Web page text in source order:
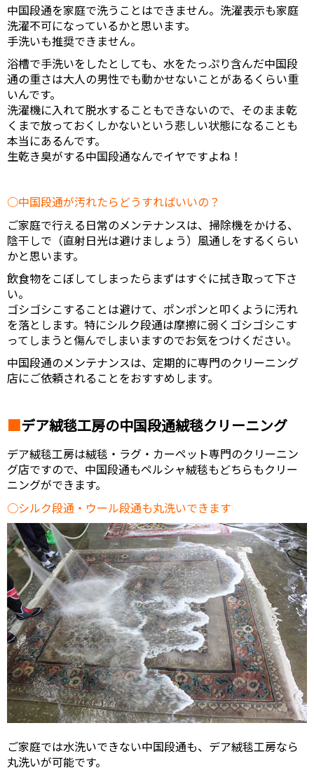
中国段通を家庭で洗うことはできません。洗濯表示も家庭
洗濯不可になっているかと思います。
手洗いも推奨できません。
浴槽で手洗いをしたとしても、水をたっぷり含んだ中国段
通の重さは大人の男性でも動かせないことがあるくらい重
いんです。
洗濯機に入れて脱水することもできないので、そのまま乾
くまで放っておくしかないという悲しい状態になることも
本当にあるんです。
生乾き臭がする中国段通なんでイヤですよね！
中国段通が汚れたらどうすればいいの？
ご家庭で行える日常のメンテナンスは、掃除機をかける、
陰干しで（直射日光は避けましょう）風通しをするくらい
かと思います。
飲食物をこぼしてしまったらまずはすぐに拭き取って下さ
い。
ゴシゴシこすることは避けて、ポンポンと叩くように汚れ
を落とします。特にシルク段通は摩擦に弱くゴシゴシこす
ってしまうと傷んでしまいますのでお気をつけください。
中国段通のメンテナンスは、定期的に専門のクリーニング
店にご依頼されることをおすすめします。
デア絨毯工房の中国段通絨毯クリーニング
デア絨毯工房は絨毯・ラグ・カーペット専門のクリーニン
グ店ですので、中国段通もペルシャ絨毯もどちらもクリー
ニングができます。
シルク段通・ウール段通も丸洗いできます
ご家庭では水洗いできない中国段通も、デア絨毯工房なら
丸洗いが可能です。